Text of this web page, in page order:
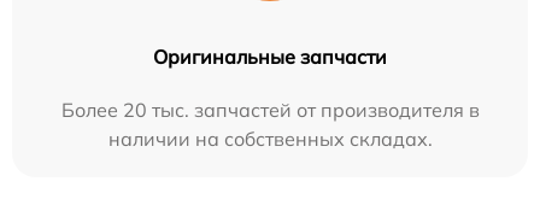
Оригинальные запчасти
Более 20 тыс. запчастей от производителя в
наличии на собственных складах.